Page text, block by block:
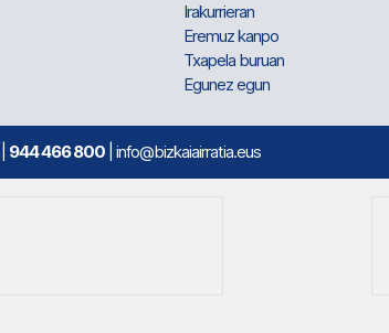
Irakurrieran
Eremuz kanpo
Txapela buruan
Egunez egun
944 466 800 | info@bizkaiairratia.eus